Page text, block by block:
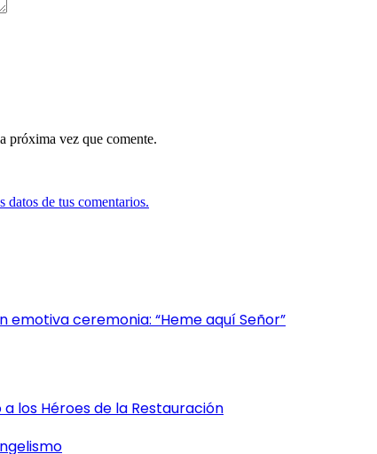
próxima vez que comente.
datos de tus comentarios.
emotiva ceremonia: “Heme aquí Señor”
los Héroes de la Restauración